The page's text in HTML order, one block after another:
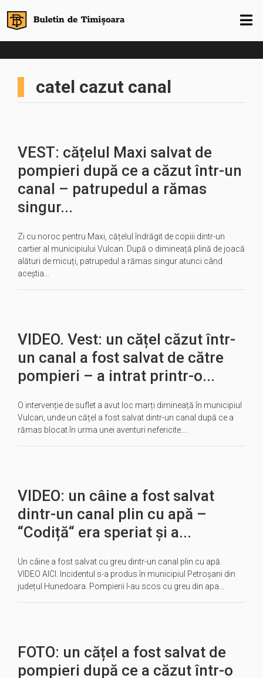
catel cazut canal
VEST: cățelul Maxi salvat de
pompieri după ce a căzut într-un
canal – patrupedul a rămas
singur...
Zi cu noroc pentru Maxi, cățelul îndrăgit de copiii dintr-un
cartier al municipiului Vulcan. După o dimineață plină de joacă
alături de micuți, patrupedul a rămas singur atunci când
aceștia…
VIDEO. Vest: un cățel căzut într-
un canal a fost salvat de către
pompieri – a intrat printr-o...
O intervenție de suflet a avut loc marți dimineață în municipiul
Vulcan, unde un cățel a fost salvat dintr-un canal după ce a
rămas blocat în urma unei aventuri nefericite….
VIDEO: un câine a fost salvat
dintr-un canal plin cu apă –
“Codiță“ era speriat și a...
Un câine a fost salvat cu greu dintr-un canal plin cu apă.
VIDEO AICI. Incidentul s-a produs în municipiul Petroșani din
județul Hunedoara. Pompierii l-au scos cu greu din apa…
FOTO: un cățel a fost salvat de
pompieri după ce a căzut într-o